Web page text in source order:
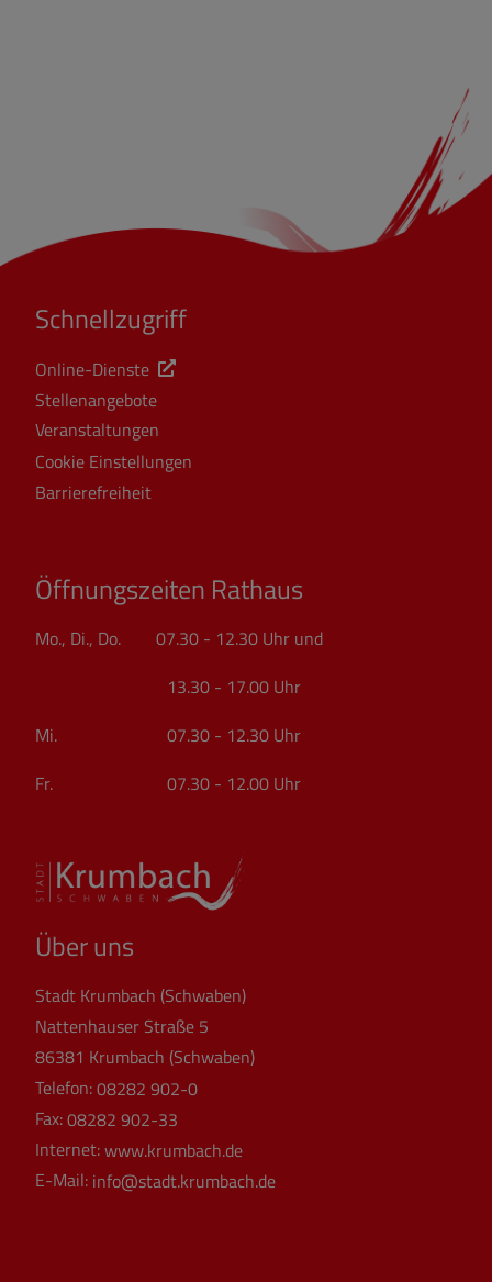
Schnellzugriff
Online-Dienste
Stellenangebote
Veranstaltungen
Cookie Einstellungen
Barrierefreiheit
Öffnungszeiten Rathaus
Mo., Di., Do. 07.30 - 12.30 Uhr und
13.30 - 17.00 Uhr
Mi. 07.30 - 12.30 Uhr
Fr. 07.30 - 12.00 Uhr
Über uns
Stadt Krumbach (Schwaben)
Nattenhauser Straße 5
86381 Krumbach (Schwaben)
Telefon:08282 902-0
Fax:08282 902-33
Internet:www.krumbach.de
E-Mail: info@stadt.krumbach.de